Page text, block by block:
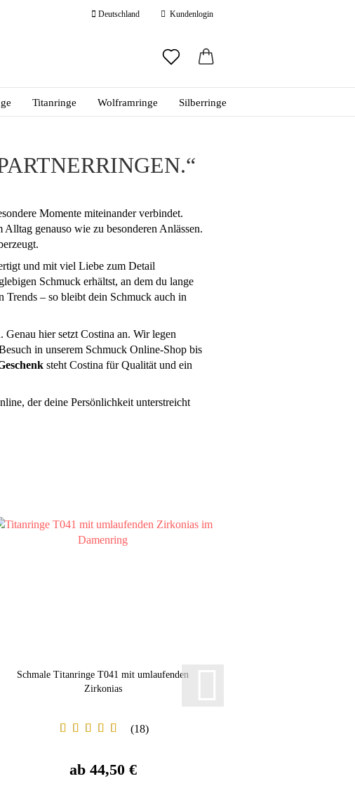
Deutschland Kundenlogin
E-Mail
Konto erstellen
Passwort vergessen?
Titanringe Wolframringe Silberringe
Momente miteinander verbindet.
genauso wie zu besonderen Anlässen.
und mit viel Liebe zum Detail
Schmuck erhältst, an dem du lange
Trends – so bleibt dein Schmuck auch in
hier setzt Costina an. Wir legen
in unserem Schmuck Online-Shop bis
steht Costina für Qualität und ein
der deine Persönlichkeit unterstreicht
Schmale Titanringe T041 mit umlaufenden
Zirkonias
18
ab 44,50 €